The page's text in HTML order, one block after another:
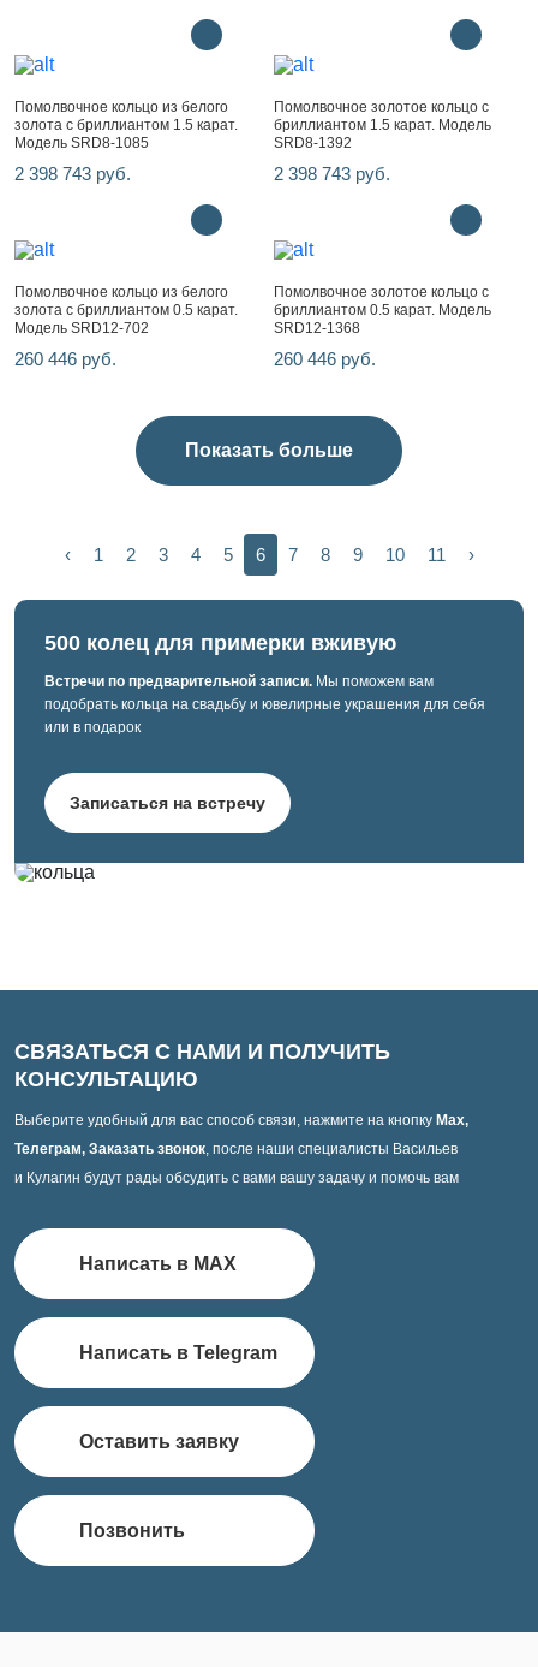
Помолвочное кольцо из белого
золота с бриллиантом 1.5 карат.
Модель SRD8-1085
2 398 743 руб.
Помолвочное золотое кольцо с
бриллиантом 1.5 карат. Модель
SRD8-1392
2 398 743 руб.
Помолвочное кольцо из белого
золота с бриллиантом 0.5 карат.
Модель SRD12-702
260 446 руб.
Помолвочное золотое кольцо с
бриллиантом 0.5 карат. Модель
SRD12-1368
260 446 руб.
Показать больше
‹ 1 2 3 4 5 6 7 8 9 10 11 ›
500 колец для примерки вживую
Встречи по предварительной записи. Мы поможем вам
подобрать кольца на свадьбу и ювелирные украшения для себя
или в подарок
Записаться на встречу
СВЯЗАТЬСЯ С НАМИ И ПОЛУЧИТЬ
КОНСУЛЬТАЦИЮ
Выберите удобный для вас способ связи, нажмите на кнопку Max,
Телеграм, Заказать звонок, после наши специалисты Васильев
и Кулагин будут рады обсудить с вами вашу задачу и помочь вам
Написать в MAX
Написать в Telegram
Оставить заявку
Позвонить